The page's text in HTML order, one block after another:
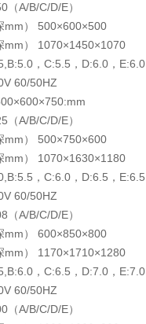
（A/B/C/D/E）
mm） 500×600×500
mm） 1070×1450×1070
，C:5.5，D:6.0，E:6.0
60/50HZ
A/B/C/D/E）
mm） 500×750×600
mm） 1070×1630×1180
，C:6.0，D:6.5，E:6.5
60/50HZ
A/B/C/D/E）
mm） 600×850×800
mm） 1170×1710×1280
，C:6.5，D:7.0，E:7.0
60/50HZ
（A/B/C/D/E）